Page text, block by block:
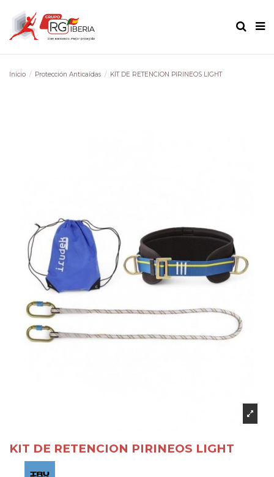
Inicio Protección Anticaídas KIT DE RETENCION PIRINEOS LIGHT
KIT DE RETENCION PIRINEOS LIGHT